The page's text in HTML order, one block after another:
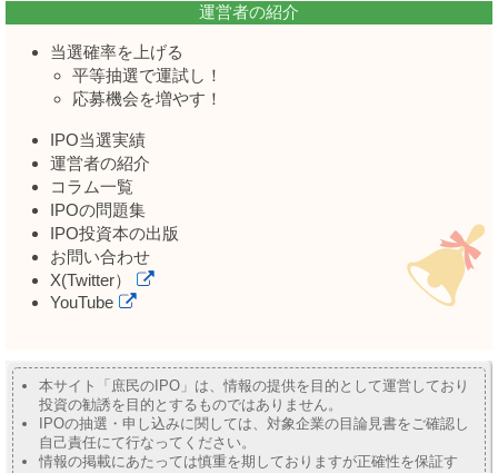
運営者の紹介
当選確率を上げる
平等抽選で運試し！
応募機会を増やす！
IPO当選実績
運営者の紹介
コラム一覧
IPOの問題集
IPO投資本の出版
お問い合わせ
X(Twitter）
YouTube
本サイト「庶民のIPO」は、情報の提供を目的として運営しており
投資の勧誘を目的とするものではありません。
IPOの抽選・申し込みに関しては、対象企業の目論見書をご確認し
自己責任にて行なってください。
情報の掲載にあたっては慎重を期しておりますが正確性を保証す